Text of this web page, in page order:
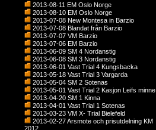
2013-08-11 EM Oslo Norge
2013-08-10 EM Oslo Norge
2013-07-08 New Montesa in Barzio
2013-07-08 Blandat från Barzio
2013-07-07 VM Barzio
2013-07-06 EM Barzio
2013-06-09 SM 4 Nordanstig
2013-06-08 SM 3 Nordanstig
2013-06-01 Vast Trial 4 Kungsbacka
2013-05-18 Vast Trial 3 Vargarda
2013-05-04 SM 2 Sotenas
2013-05-01 Vast Trial 2 Kasjon Leifs minne
2013-04-20 SM 1 Kinna
2013-04-01 Vast Trial 1 Sotenas
2013-03-23 VM X- Trial Bielefeld
2013-02-27 Arsmote och prisutdelning KM
2012